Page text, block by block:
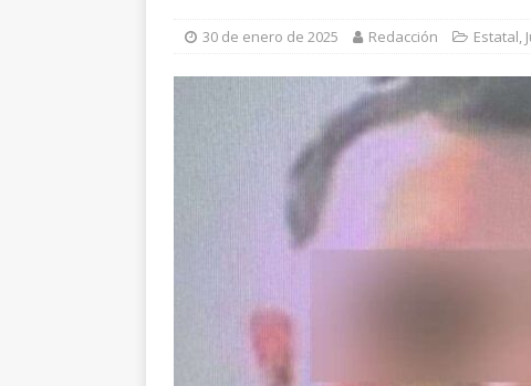
[ 6 de agosto de 2026 ]
Reyes
[ 6 de agosto de 2026 ]
[ 7 de agosto de 2026 ]
30 de enero de 2025 Redacción Estatal,